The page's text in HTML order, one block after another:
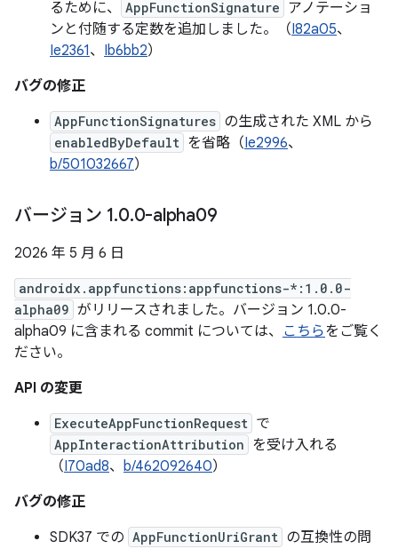
るために、 AppFunctionSignature アノテーショ
ンと付随する定数を追加しました。（I82a05、
Ie2361、 Ib6bb2）
バグの修正
AppFunctionSignatures の生成された XML から
enabledByDefault を省略（Ie2996、
b/501032667）
バージョン 1.0.0-alpha09
2026 年 5 月 6 日
androidx.appfunctions:appfunctions-*:1.0.0-
alpha09 がリリースされました。バージョン 1.0.0-
alpha09 に含まれる commit については、 こちらをご覧く
ださい。
API の変更
ExecuteAppFunctionRequest で
AppInteractionAttribution を受け入れる
（I70ad8、 b/462092640）
バグの修正
SDK37 での AppFunctionUriGrant の互換性の問